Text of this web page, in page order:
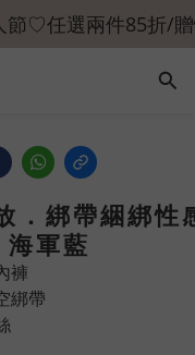
節♡任選兩件85折/
．綁帶綑綁性
軍藍
褲
綁帶